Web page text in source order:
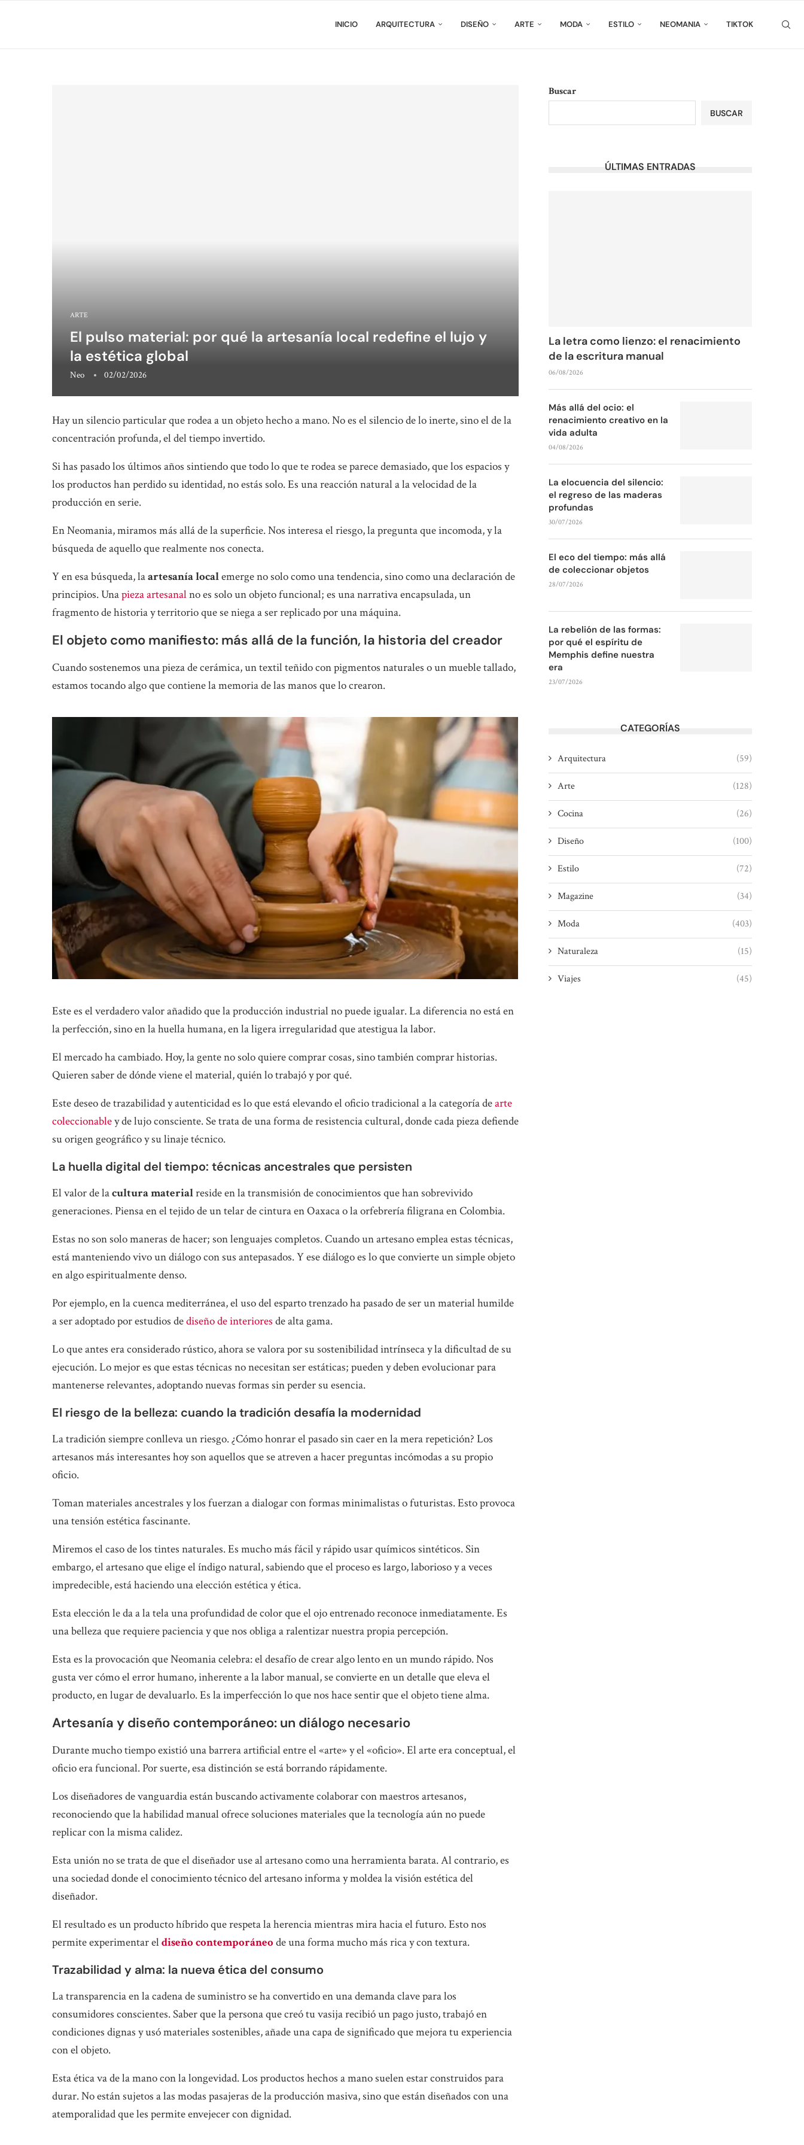
INICIO ARQUITECTURA DISEÑO ARTE MODA ESTILO NEOMANIA TIKTOK
ARTE
El pulso material: por qué la artesanía local redefine el lujo y
la estética global
Neo 02/02/2026
Hay un silencio particular que rodea a un objeto hecho a mano. No es el silencio de lo inerte, sino el de la
concentración profunda, el del tiempo invertido.
Si has pasado los últimos años sintiendo que todo lo que te rodea se parece demasiado, que los espacios y
los productos han perdido su identidad, no estás solo. Es una reacción natural a la velocidad de la
producción en serie.
En Neomania, miramos más allá de la superficie. Nos interesa el riesgo, la pregunta que incomoda, y la
búsqueda de aquello que realmente nos conecta.
Y en esa búsqueda, laartesanía localemerge no solo como una tendencia, sino como una declaración de
principios. Unapieza artesanalno es solo un objeto funcional; es una narrativa encapsulada, un
fragmento de historia y territorio que se niega a ser replicado por una máquina.
El objeto como manifiesto: más allá de la función, la historia del creador
Cuando sostenemos una pieza de cerámica, un textil teñido con pigmentos naturales o un mueble tallado,
estamos tocando algo que contiene la memoria de las manos que lo crearon.
Este es el verdadero valor añadido que la producción industrial no puede igualar. La diferencia no está en
la perfección, sino en la huella humana, en la ligera irregularidad que atestigua la labor.
El mercado ha cambiado. Hoy, la gente no solo quiere comprar cosas, sino también comprar historias.
Quieren saber de dónde viene el material, quién lo trabajó y por qué.
Este deseo de trazabilidad y autenticidad es lo que está elevando el oficio tradicional a la categoría dearte
coleccionabley de lujo consciente. Se trata de una forma de resistencia cultural, donde cada pieza defiende
su origen geográfico y su linaje técnico.
La huella digital del tiempo: técnicas ancestrales que persisten
El valor de lacultura materialreside en la transmisión de conocimientos que han sobrevivido
generaciones. Piensa en el tejido de un telar de cintura en Oaxaca o la orfebrería filigrana en Colombia.
Estas no son solo maneras de hacer; son lenguajes completos. Cuando un artesano emplea estas técnicas,
está manteniendo vivo un diálogo con sus antepasados. Y ese diálogo es lo que convierte un simple objeto
en algo espiritualmente denso.
Por ejemplo, en la cuenca mediterránea, el uso del esparto trenzado ha pasado de ser un material humilde
a ser adoptado por estudios dediseño de interiores de alta gama.
Lo que antes era considerado rústico, ahora se valora por su sostenibilidad intrínseca y la dificultad de su
ejecución. Lo mejor es que estas técnicas no necesitan ser estáticas; pueden y deben evolucionar para
mantenerse relevantes, adoptando nuevas formas sin perder su esencia.
El riesgo de la belleza: cuando la tradición desafía la modernidad
La tradición siempre conlleva un riesgo. ¿Cómo honrar el pasado sin caer en la mera repetición? Los
artesanos más interesantes hoy son aquellos que se atreven a hacer preguntas incómodas a su propio
oficio.
Toman materiales ancestrales y los fuerzan a dialogar con formas minimalistas o futuristas. Esto provoca
una tensión estética fascinante.
Miremos el caso de los tintes naturales. Es mucho más fácil y rápido usar químicos sintéticos. Sin
embargo, el artesano que elige el índigo natural, sabiendo que el proceso es largo, laborioso y a veces
impredecible, está haciendo una elección estética y ética.
Esta elección le da a la tela una profundidad de color que el ojo entrenado reconoce inmediatamente. Es
una belleza que requiere paciencia y que nos obliga a ralentizar nuestra propia percepción.
Esta es la provocación que Neomania celebra: el desafío de crear algo lento en un mundo rápido. Nos
gusta ver cómo el error humano, inherente a la labor manual, se convierte en un detalle que eleva el
producto, en lugar de devaluarlo. Es la imperfección lo que nos hace sentir que el objeto tiene alma.
Artesanía y diseño contemporáneo: un diálogo necesario
Durante mucho tiempo existió una barrera artificial entre el «arte» y el «oficio». El arte era conceptual, el
oficio era funcional. Por suerte, esa distinción se está borrando rápidamente.
Los diseñadores de vanguardia están buscando activamente colaborar con maestros artesanos,
reconociendo que la habilidad manual ofrece soluciones materiales que la tecnología aún no puede
replicar con la misma calidez.
Esta unión no se trata de que el diseñador use al artesano como una herramienta barata. Al contrario, es
una sociedad donde el conocimiento técnico del artesano informa y moldea la visión estética del
diseñador.
El resultado es un producto híbrido que respeta la herencia mientras mira hacia el futuro. Esto nos
permite experimentar eldiseño contemporáneode una forma mucho más rica y con textura.
Trazabilidad y alma: la nueva ética del consumo
La transparencia en la cadena de suministro se ha convertido en una demanda clave para los
consumidores conscientes. Saber que la persona que creó tu vasija recibió un pago justo, trabajó en
condiciones dignas y usó materiales sostenibles, añade una capa de significado que mejora tu experiencia
con el objeto.
Esta ética va de la mano con la longevidad. Los productos hechos a mano suelen estar construidos para
durar. No están sujetos a las modas pasajeras de la producción masiva, sino que están diseñados con una
atemporalidad que les permite envejecer con dignidad.
Buscar
BUSCAR
ÚLTIMAS ENTRADAS
La letra como lienzo: el renacimiento
de la escritura manual
06/08/2026
Más allá del ocio: el
renacimiento creativo en la
vida adulta
04/08/2026
La elocuencia del silencio:
el regreso de las maderas
profundas
30/07/2026
El eco del tiempo: más allá
de coleccionar objetos
28/07/2026
La rebelión de las formas:
por qué el espíritu de
Memphis define nuestra
era
23/07/2026
CATEGORÍAS
Arquitectura (59)
Arte (128)
Cocina (26)
Diseño (100)
Estilo (72)
Magazine (34)
Moda (403)
Naturaleza (15)
Viajes (45)